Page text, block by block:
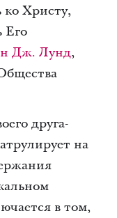
ко Христу,
Его
Дж. Лунд,
друга-
на
в том,